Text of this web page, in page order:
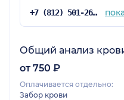
+7 (812) 501-26-03
Общий анализ
от 750 ₽
Оплачивается отдельно:
Забор крови